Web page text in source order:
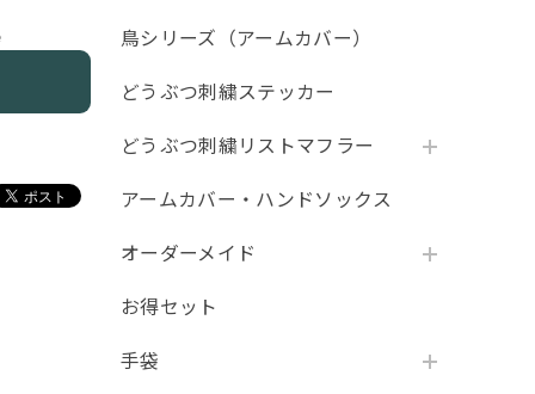
鳥シリーズ（アームカバー）
どうぶつ刺繍ステッカー
どうぶつ刺繍リストマフラー
アームカバー・ハンドソックス
オーダーメイド
お得セット
手袋